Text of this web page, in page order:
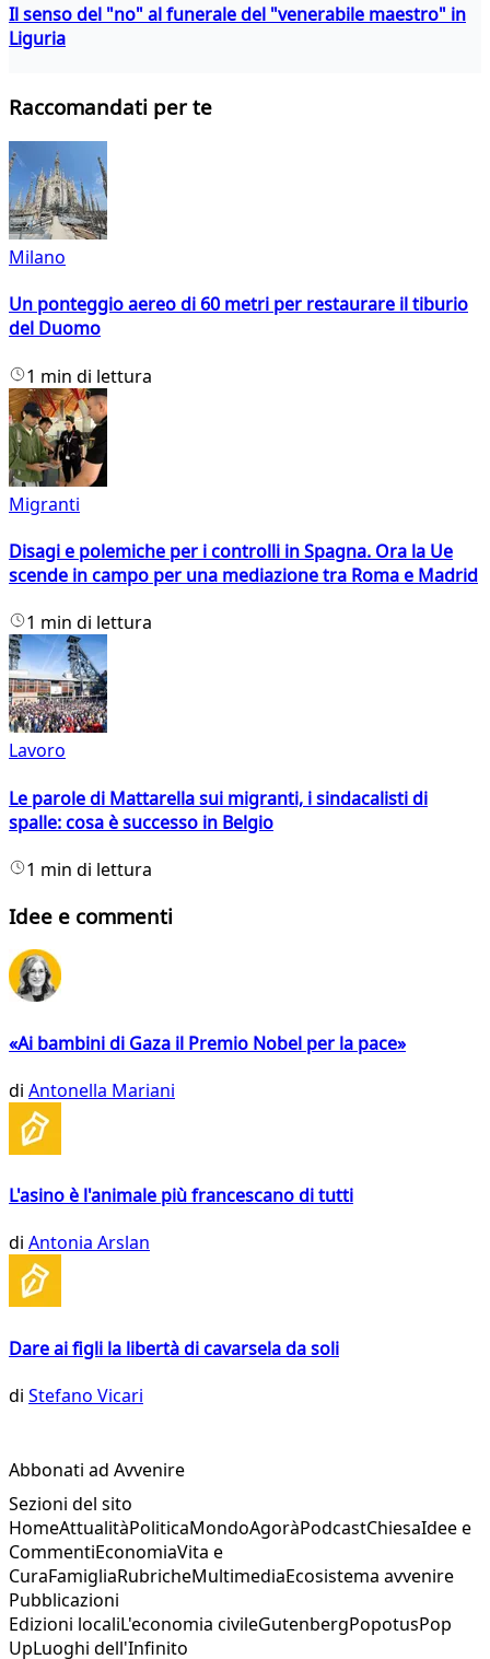
Il senso del "no" al funerale del "venerabile maestro" in
Liguria
Raccomandati per te
Milano
Un ponteggio aereo di 60 metri per restaurare il tiburio
del Duomo
1 min di lettura
Migranti
Disagi e polemiche per i controlli in Spagna. Ora la Ue
scende in campo per una mediazione tra Roma e Madrid
1 min di lettura
Lavoro
Le parole di Mattarella sui migranti, i sindacalisti di
spalle: cosa è successo in Belgio
1 min di lettura
Idee e commenti
«Ai bambini di Gaza il Premio Nobel per la pace»
di Antonella Mariani
L'asino è l'animale più francescano di tutti
di Antonia Arslan
Dare ai figli la libertà di cavarsela da soli
di Stefano Vicari
Abbonati ad Avvenire
Sezioni del sito
HomeAttualitàPoliticaMondoAgoràPodcastChiesaIdee e
CommentiEconomiaVita e
CuraFamigliaRubricheMultimediaEcosistema avvenire
Pubblicazioni
Edizioni localiL'economia civileGutenbergPopotusPop
UpLuoghi dell'Infinito